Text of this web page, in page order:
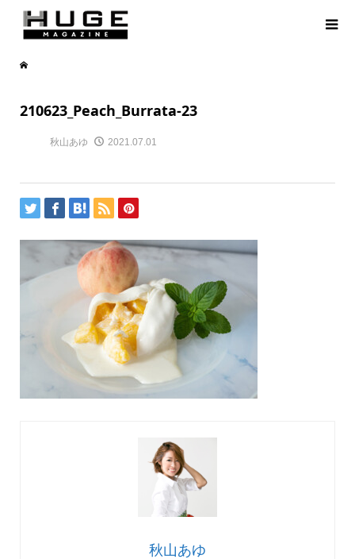
210623_Peach_Burrata-23
秋山あゆ 2021.07.01
秋山あゆ